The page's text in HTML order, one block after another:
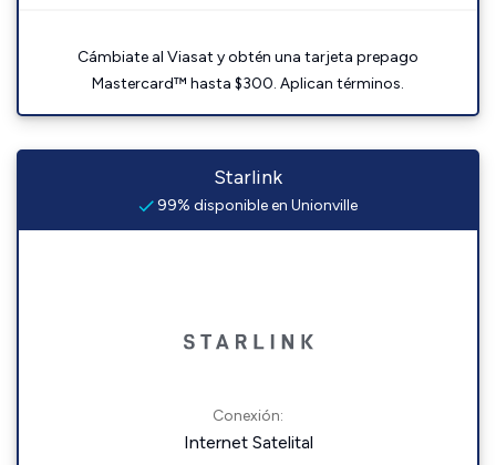
Cámbiate al Viasat y obtén una tarjeta prepago
Mastercard™ hasta $300. Aplican términos.
Starlink
99% disponible en Unionville
Conexión:
Internet Satelital